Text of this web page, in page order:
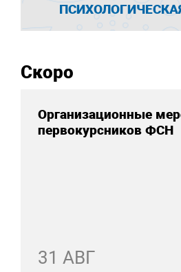
Скоро
Организационные
первокурсников ФСН
31 АВГ